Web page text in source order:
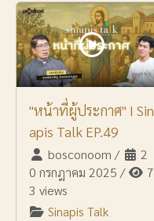
"หน้าที่ผู้ประกาศ" I Sin
apis Talk EP.49
bosconoom /
2
0 กรกฎาคม 2025 /
7
3 views
Sinapis Talk